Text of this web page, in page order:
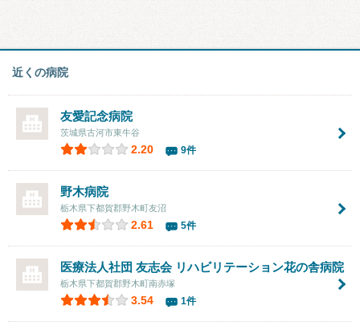
近くの病院
友愛記念病院
茨城県古河市東牛谷
2.20 9件
野木病院
栃木県下都賀郡野木町友沼
2.61 5件
医療法人社団 友志会 リハビリテーション花の舎病院
栃木県下都賀郡野木町南赤塚
3.54 1件